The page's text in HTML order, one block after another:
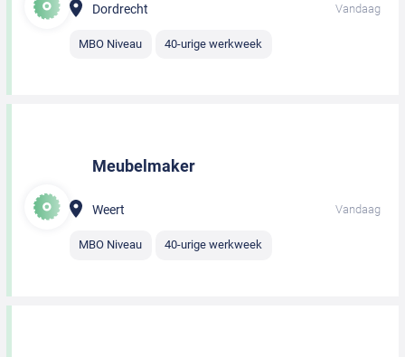
Dordrecht Vandaag
MBO Niveau 40-urige werkweek
Meubelmaker
Weert Vandaag
MBO Niveau 40-urige werkweek